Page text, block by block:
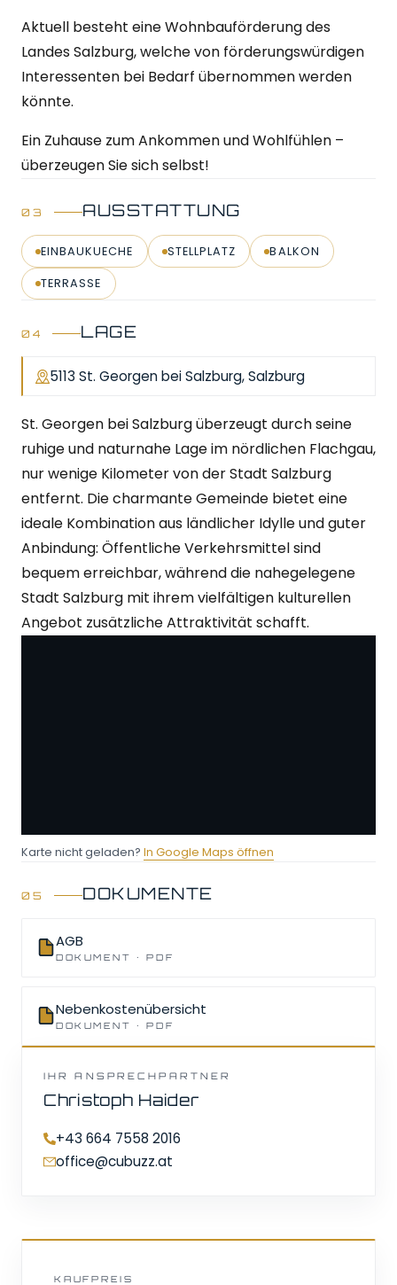
Aktuell besteht eine Wohnbauförderung des
Landes Salzburg, welche von förderungswürdigen
Interessenten bei Bedarf übernommen werden
könnte.
Ein Zuhause zum Ankommen und Wohlfühlen –
überzeugen Sie sich selbst!
AUSSTATTUNG
EINBAUKUECHE STELLPLATZ BALKON
TERRASSE
LAGE
5113 St. Georgen bei Salzburg, Salzburg
St. Georgen bei Salzburg überzeugt durch seine
ruhige und naturnahe Lage im nördlichen Flachgau,
nur wenige Kilometer von der Stadt Salzburg
entfernt. Die charmante Gemeinde bietet eine
ideale Kombination aus ländlicher Idylle und guter
Anbindung: Öffentliche Verkehrsmittel sind
bequem erreichbar, während die nahegelegene
Stadt Salzburg mit ihrem vielfältigen kulturellen
Angebot zusätzliche Attraktivität schafft.
Diese Karte wird von Google Maps geladen. Durch das
Karte nicht geladen? In Google Maps öffnen
DOKUMENTE
AGB
DOKUMENT · PDF
Nebenkostenübersicht
DOKUMENT · PDF
IHR ANSPRECHPARTNER
Christoph Haider
+43 664 7558 2016
office@cubuzz.at
KAUFPREIS